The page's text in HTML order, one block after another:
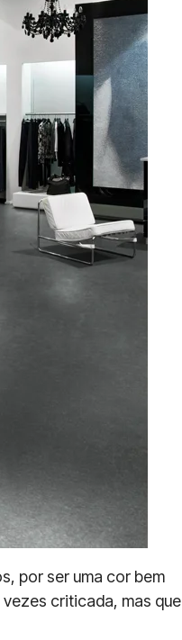
por ser uma cor bem
criticada, mas que